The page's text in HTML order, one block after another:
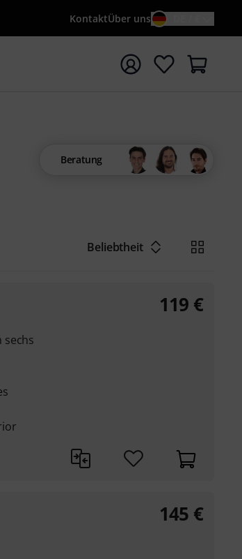
KontaktÜber uns
{searchTerm} starten
Beratung
Beliebtheit
sechs
119 €
145 €